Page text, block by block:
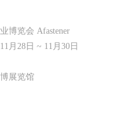
博览会 Afastener
月28日 ~ 11月30日
展览馆